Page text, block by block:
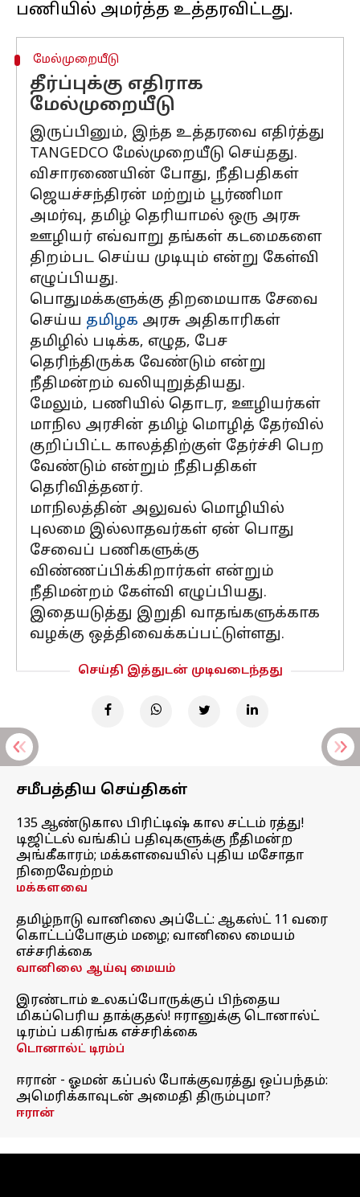
மேல்முறையீடு
தீர்ப்புக்கு எதிராக
மேல்முறையீடு
இருப்பினும், இந்த உத்தரவை எதிர்த்து
TANGEDCO மேல்முறையீடு செய்தது.
விசாரணையின் போது, ​​நீதிபதிகள்
ஜெயச்சந்திரன் மற்றும் பூர்ணிமா
அமர்வு, தமிழ் தெரியாமல் ஒரு அரசு
ஊழியர் எவ்வாறு தங்கள் கடமைகளை
திறம்பட செய்ய முடியும் என்று கேள்வி
எழுப்பியது.
பொதுமக்களுக்கு திறமையாக சேவை
செய்ய தமிழக அரசு அதிகாரிகள்
தமிழில் படிக்க, எழுத, பேச
தெரிந்திருக்க வேண்டும் என்று
நீதிமன்றம் வலியுறுத்தியது.
மேலும், பணியில் தொடர, ஊழியர்கள்
மாநில அரசின் தமிழ் மொழித் தேர்வில்
குறிப்பிட்ட காலத்திற்குள் தேர்ச்சி பெற
வேண்டும் என்றும் நீதிபதிகள்
தெரிவித்தனர்.
மாநிலத்தின் அலுவல் மொழியில்
புலமை இல்லாதவர்கள் ஏன் பொது
சேவைப் பணிகளுக்கு
விண்ணப்பிக்கிறார்கள் என்றும்
நீதிமன்றம் கேள்வி எழுப்பியது.
இதையடுத்து இறுதி வாதங்களுக்காக
வழக்கு ஒத்திவைக்கப்பட்டுள்ளது.
செய்தி இத்துடன் முடிவடைந்தது
சமீபத்திய செய்திகள்
135 ஆண்டுகால பிரிட்டிஷ் கால சட்டம் ரத்து!
டிஜிட்டல் வங்கிப் பதிவுகளுக்கு நீதிமன்ற
அங்கீகாரம்; மக்களவையில் புதிய மசோதா
நிறைவேற்றம்
மக்களவை
தமிழ்நாடு வானிலை அப்டேட்: ஆகஸ்ட் 11 வரை
கொட்டப்போகும் மழை; வானிலை மையம்
எச்சரிக்கை
வானிலை ஆய்வு மையம்
இரண்டாம் உலகப்போருக்குப் பிந்தைய
மிகப்பெரிய தாக்குதல்! ஈரானுக்கு டொனால்ட்
டிரம்ப் பகிரங்க எச்சரிக்கை
டொனால்ட் டிரம்ப்
ஈரான் - ஓமன் கப்பல் போக்குவரத்து ஒப்பந்தம்:
அமெரிக்காவுடன் அமைதி திரும்புமா?
ஈரான்